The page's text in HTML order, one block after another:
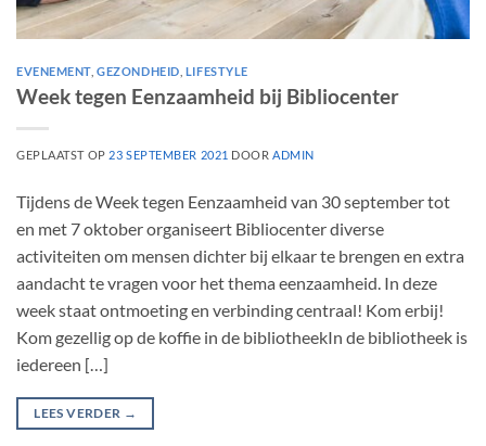
EVENEMENT ,GEZONDHEID LIFESTYLE
Week tegen Eenzaamheid bij Bibliocenter
GEPLAATST OP 23 SEPTEMBER 2021 DOOR ADMIN
Tijdens de Week tegen Eenzaamheid van 30 september tot
en met 7 oktober organiseert Bibliocenter diverse
activiteiten om mensen dichter bij elkaar te brengen en extra
aandacht te vragen voor het thema eenzaamheid. In deze
week staat ontmoeting en verbinding centraal! Kom erbij!
Kom gezellig op de koffie in de bibliotheekIn de bibliotheek is
iedereen […]
LEES VERDER →